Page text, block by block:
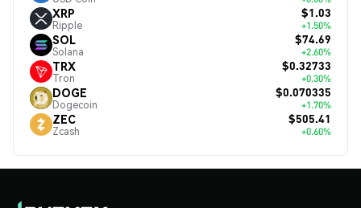
XRP
Ripple
$1.03
+1.50%
SOL
Solana
$74.69
+2.60%
TRX
Tron
$0.32733
+0.30%
DOGE
Dogecoin
$0.070335
+1.70%
ZEC
Zcash
$505.41
+0.60%